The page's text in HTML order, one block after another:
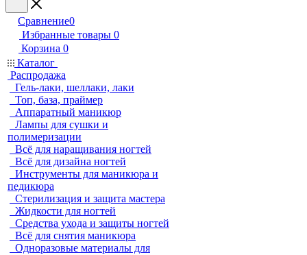
Сравнение0
Избранные товары 0
Корзина 0
Каталог
Распродажа
Гель-лаки, шеллаки, лаки
Топ, база, праймер
Аппаратный маникюр
Лампы для сушки и
полимеризации
Всё для наращивания ногтей
Всё для дизайна ногтей
Инструменты для маникюра и
педикюра
Стерилизация и защита мастера
Жидкости для ногтей
Средства ухода и защиты ногтей
Всё для снятия маникюра
Одноразовые материалы для